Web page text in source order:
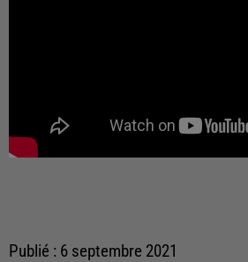
Publié : 6 septembre 2021